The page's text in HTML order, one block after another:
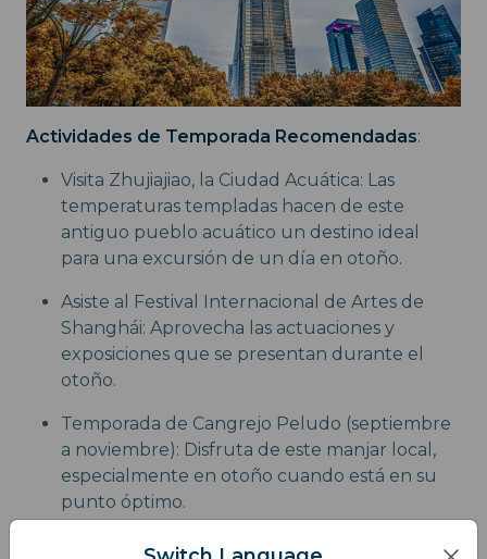
Actividades de Temporada Recomendadas:
Visita Zhujiajiao, la Ciudad Acuática: Las
temperaturas templadas hacen de este
antiguo pueblo acuático un destino ideal
para una excursión de un día en otoño.
Asiste al Festival Internacional de Artes de
Shanghái: Aprovecha las actuaciones y
exposiciones que se presentan durante el
otoño.
Temporada de Cangrejo Peludo (septiembre
a noviembre): Disfruta de este manjar local,
especialmente en otoño cuando está en su
punto óptimo.